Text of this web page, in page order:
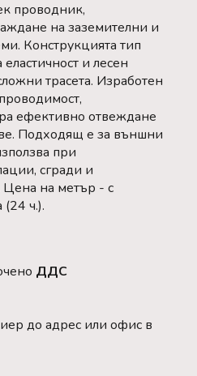
проводник,
на заземителни и
Конструкцията тип
и лесен
трасета. Изработен
ефективно отвеждане
Подходящ е за външни
при
сгради и
Цена на метър - с
(24 ч.).
ДДС
до адрес или офис в